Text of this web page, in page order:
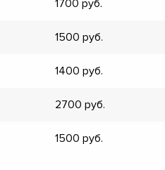
1700
1500
1400
2700
1500